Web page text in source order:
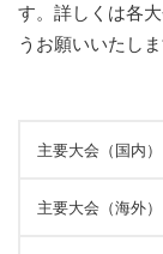
す。詳しくは各
うお願いいたしま
主要大会（国内）
主要大会（海外）